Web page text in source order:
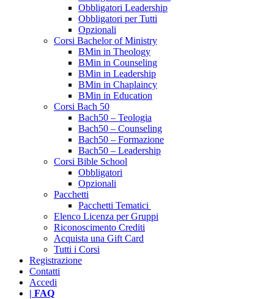
Obbligatori Leadership
Obbligatori per Tutti
Opzionali
Corsi Bachelor of Ministry
BMin in Theology
BMin in Counseling
BMin in Leadership
BMin in Chaplaincy
BMin in Education
Corsi Bach 50
Bach50 – Teologia
Bach50 – Counseling
Bach50 – Formazione
Bach50 – Leadership
Corsi Bible School
Obbligatori
Opzionali
Pacchetti
Pacchetti Tematici
Elenco Licenza per Gruppi
Riconoscimento Crediti
Acquista una Gift Card
Tutti i Corsi
Registrazione
Contatti
Accedi
| FAQ